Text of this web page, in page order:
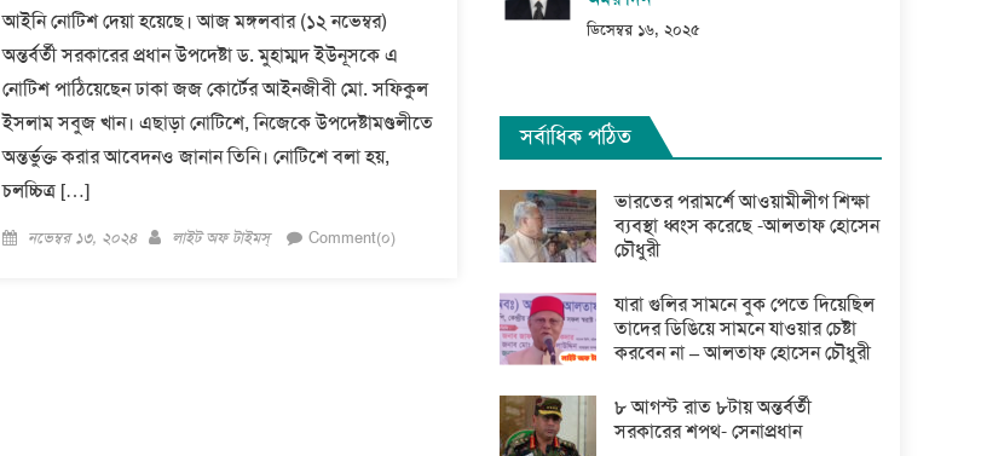
আইনি নোটিশ দেয়া হয়েছে। আজ মঙ্গলবার (১২ নভেম্বর)
অন্তর্বর্তী সরকারের প্রধান উপদেষ্টা ড. মুহাম্মদ ইউনূসকে এ
নোটিশ পাঠিয়েছেন ঢাকা জজ কোর্টের আইনজীবী মো. সফিকুল
ইসলাম সবুজ খান। এছাড়া নোটিশে, নিজেকে উপদেষ্টামণ্ডলীতে
অন্তর্ভুক্ত করার আবেদনও জানান তিনি। নোটিশে বলা হয়,
চলচ্চিত্র […]
Posted
নভেম্বর ১৩, ২০২৪ Author
লাইট অফ টাইমস্ Comment(০)
ডিসেম্বর ১৬, ২০২৫
সর্বাধিক পঠিত
ভারতের পরামর্শে আওয়ামীলীগ শিক্ষা
ব্যবস্থা ধ্বংস করেছে -আলতাফ হোসেন
চৌধুরী
যারা গুলির সামনে বুক পেতে দিয়েছিল
তাদের ডিঙিয়ে সামনে যাওয়ার চেষ্টা
করবেন না – আলতাফ হোসেন চৌধুরী
৮ আগস্ট রাত ৮টায় অন্তর্বর্তী
সরকারের শপথ- সেনাপ্রধান